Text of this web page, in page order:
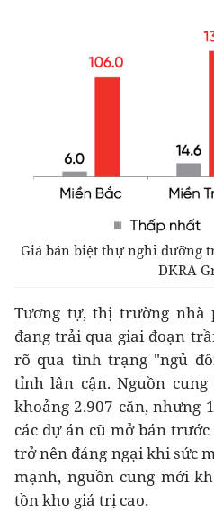
Giá bán biệt thự nghỉ dưỡng
DKRA
Tương tự, thị trường nhà
đang trải qua giai đoạn
rõ qua tình trạng "ngủ
tỉnh lân cận. Nguồn
khoảng 2.907 căn, nhưng
các dự án cũ mở bán
trở nên đáng ngại khi sức
mạnh, nguồn cung mới
tồn kho giá trị cao.